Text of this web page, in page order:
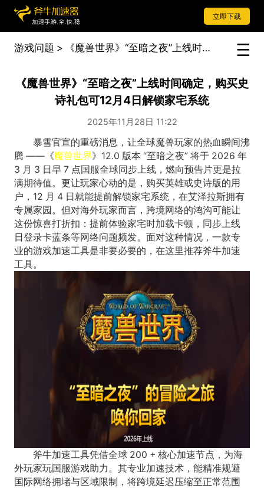
立即下载
游戏问题 > 《魔兽世界》“至暗之夜”上线时间确定，购买史诗礼包可12月4日解锁家宅系统
《魔兽世界》“至暗之夜”上线时间确定，购买史
诗礼包可12月4日解锁家宅系统
2025年11月28日 11:22
暴雪官宣的重磅消息，让全球魔兽玩家的热血瞬间沸
腾 ——《魔兽世界》12.0 版本 “至暗之夜” 将于 2026 年
3 月 3 日早 7 点国服全球同步上线，燃向预告片更是拉
满期待值。更让玩家心动的是，购买英雄或史诗版的用
户，12 月 4 日就能提前解锁家宅系统，在艾泽拉斯拥有
专属家园。但对海外玩家而言，跨境网络的鸿沟可能让
这份惊喜打折扣：提前体验家宅时加载卡顿，同步上线
日登录卡蓝条等网络问题频发。面对这种情况，一款专
业的游戏加速工具是非要必要的，在这里推荐斧牛加速
工具。
斧牛加速工具凭借全球 200 + 核心加速节点，为海
外玩家玩国服游戏助力。其专业加速技术，能精准规避
国际网络拥堵与区域限制，将跨境延迟压缩至正常范围